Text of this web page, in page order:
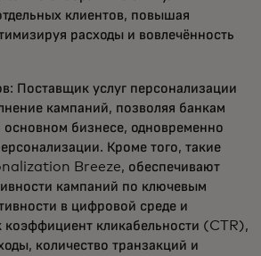
клиентов, повышая
расходы и вовлечённость
Поставщик услуг персонализации
кампаний, позволяя банкам
основном бизнесе, одновременно
Кроме того, такие
Breeze, обеспечивают
кампаний по ключевым
в цифровой среде и
коэффициент кликабельности (CTR),
количество транзакций и